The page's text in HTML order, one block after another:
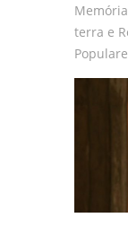
Memória
terra e